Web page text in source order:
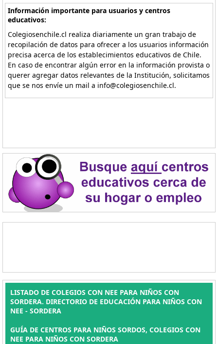
Información importante para usuarios y centros
educativos:
Colegiosenchile.cl realiza diariamente un gran trabajo de
recopilación de datos para ofrecer a los usuarios información
precisa acerca de los establecimientos educativos de Chile.
En caso de encontrar algún error en la información provista o
querer agregar datos relevantes de la Institución, solicitamos
que se nos envíe un mail a info@colegiosenchile.cl.
LISTADO DE COLEGIOS CON NEE PARA NIÑOS CON
SORDERA. DIRECTORIO DE EDUCACIÓN PARA NIÑOS CON
NEE - SORDERA
GUÍA DE CENTROS PARA NIÑOS SORDOS, COLEGIOS CON
NEE PARA NIÑOS CON SORDERA